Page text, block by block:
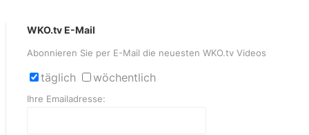
WKO.tv E-Mail
Abonnieren Sie per E-Mail die neuesten WKO.tv Videos
täglich wöchentlich
Ihre Emailadresse: